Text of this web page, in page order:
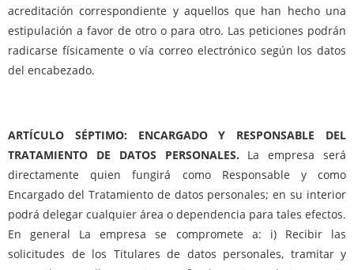
acreditación correspondiente y aquellos que han hecho una
estipulación a favor de otro o para otro. Las peticiones podrán
radicarse físicamente o vía correo electrónico según los datos
del encabezado.
ARTÍCULO SÉPTIMO: ENCARGADO Y RESPONSABLE DEL
TRATAMIENTO DE DATOS PERSONALES. La empresa será
directamente quien fungirá como Responsable y como
Encargado del Tratamiento de datos personales; en su interior
podrá delegar cualquier área o dependencia para tales efectos.
En general La empresa se compromete a: i) Recibir las
solicitudes de los Titulares de datos personales, tramitar y